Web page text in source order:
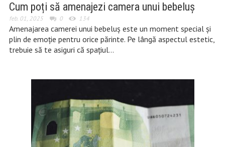
Cum poți să amenajezi camera unui bebeluș
feb. 01, 2025 0 134
Amenajarea camerei unui bebeluș este un moment special și
plin de emoție pentru orice părinte. Pe lângă aspectul estetic,
trebuie să te asiguri că spațiul…